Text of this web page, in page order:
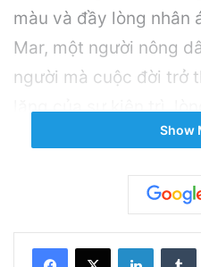
màu và đầy lòng nhân
Mar, một người nông
người mà cuộc đời trở
lặng của sự kiên trì,
Related Articles
Show
LinkedIn